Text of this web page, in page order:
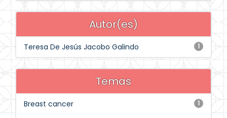
Autor(es)
1
Teresa De Jesús Jacobo Galindo
Temas
1
Breast cancer